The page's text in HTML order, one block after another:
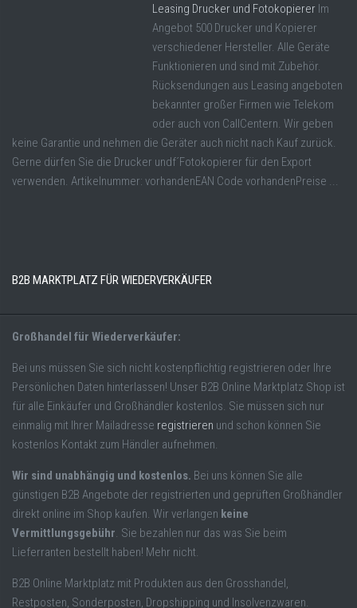
Leasing Drucker und Fotokopierer Im
Angebot 500 Drucker und Kopierer
verschiedener Hersteller. Alle Geräte
Funktionieren und sind mit Zubehör.
Rücksendungen aus Leasing angeboten
bekannter großer Firmen wie Telekom
oder auch von CallCentern. Wir geben
keine Garantie und nehmen die Geräter auch nicht nach Kauf zurück.
Gerne dürfen Sie die Drucker undf´Fotokopierer für den Export
verwenden. Artikelnummer: vorhandenEAN Code vorhandenPreise ...
B2B MARKTPLATZ FÜR WIEDERVERKÄUFER
Großhandel für Wiederverkäufer:
Bei uns müssen Sie sich nicht kostenpflichtig registrieren oder Ihre
Persönlichen Daten hinterlassen! Unser B2B Online Marktplatz Shop ist
für alle Einkäufer und Großhändler kostenlos. Sie müssen sich nur
einmalig mit Ihrer Mailadresse registrieren und schon können Sie
kostenlos Kontakt zum Händler aufnehmen.
Wir sind unabhängig und kostenlos. Bei uns können Sie alle
günstigen B2B Angebote der registrierten und geprüften Großhändler
direkt online im Shop kaufen. Wir verlangen keine
Vermittlungsgebühr. Sie bezahlen nur das was Sie beim
Lieferranten bestellt haben! Mehr nicht.
B2B Online Marktplatz mit Produkten aus den Grosshandel,
Restposten, Sonderposten, Dropshipping und Insolvenzwaren.